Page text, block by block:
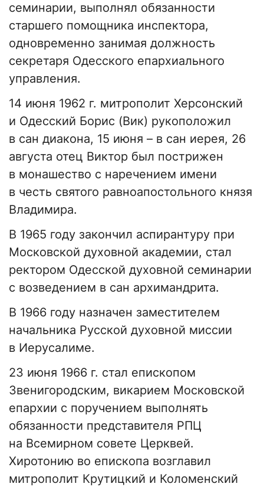
семинарии, выполнял обязанности
старшего помощника инспектора,
одновременно занимая должность
секретаря Одесского епархиального
управления.
14 июня 1962 г. митрополит Херсонский
и Одесский Борис (Вик) рукоположил
в сан диакона, 15 июня – в сан иерея, 26
августа отец Виктор был пострижен
в монашество с наречением имени
в честь святого равноапостольного князя
Владимира.
В 1965 году закончил аспирантуру при
Московской духовной академии, стал
ректором Одесской духовной семинарии
с возведением в сан архимандрита.
В 1966 году назначен заместителем
начальника Русской духовной миссии
в Иерусалиме.
23 июня 1966 г. стал епископом
Звенигородским, викарием Московской
епархии с поручением выполнять
обязанности представителя РПЦ
на Всемирном совете Церквей.
Хиротонию во епископа возглавил
митрополит Крутицкий и Коломенский